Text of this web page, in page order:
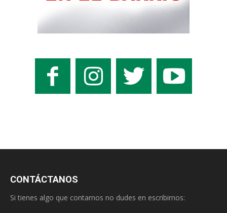
CONTÁCTANOS
Si tienes algo que contarnos no dudes en escribirnos: